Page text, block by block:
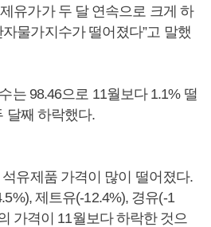
유가가 두 달 연속으로 크게 하
물가지수가 떨어졌다”고 말했
는 98.46으로 11월보다 1.1% 떨
달째 하락했다.
유제품 가격이 많이 떨어졌다.
제트유(-12.4%), 경유(-1
가격이 11월보다 하락한 것으